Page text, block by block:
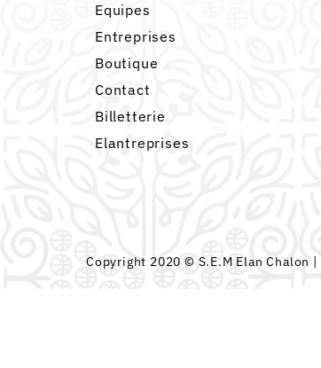
Equipes
Entreprises
Boutique
Contact
Billetterie
Elantreprises
Copyright 2020 © S.E.M Elan Chalon |